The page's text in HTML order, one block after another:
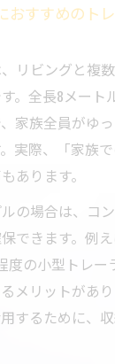
おすすめのト
リビングと複
。全長8メート
家族全員がゆ
実際、「家族
あります。
の場合は、コ
できます。例
度の小型トレ
メリットがあ
するために、